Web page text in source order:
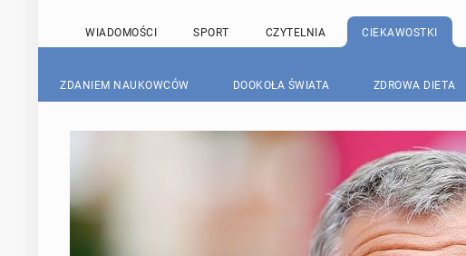
WIADOMOŚCI SPORT CZYTELNIA CIEKAWOSTKI
ZDANIEM NAUKOWCÓW DOOKOŁA ŚWIATA ZDROWA DIETA